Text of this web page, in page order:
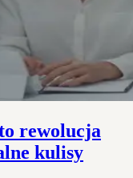
rewolucja
kulisy